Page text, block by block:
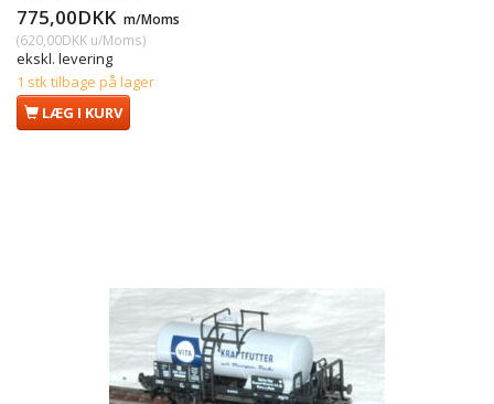
775,00DKK m/Moms
(620,00DKK u/Moms)
ekskl. levering
1 stk tilbage på lager
LÆG I KURV